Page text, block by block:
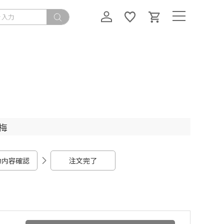
内容確認 注文完了